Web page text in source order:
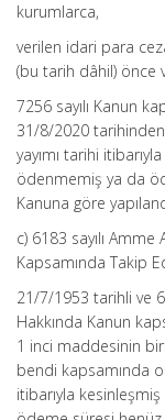
kurumlarca,
verilen idari para
(bu tarih dâhil) önce
7256 sayılı Kanun
31/8/2020
yayımı tarihi
ödenmemiş ya da
Kanuna göre
c) 6183 sayılı Amme
Kapsamında Takip
21/7/1953 tarihli ve
Hakkında Kanun
1 inci maddesinin
bendi kapsamında
itibarıyla